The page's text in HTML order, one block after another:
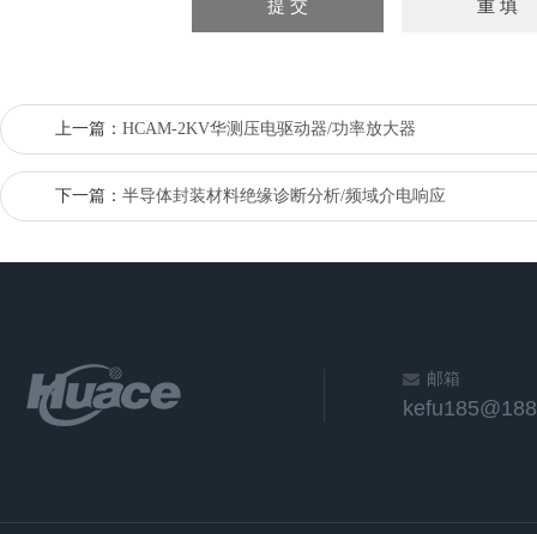
上一篇： HCAM-2KV华测压电驱动器/功率放大器
下一篇： 半导体封装材料绝缘诊断分析/频域介电响应
邮箱